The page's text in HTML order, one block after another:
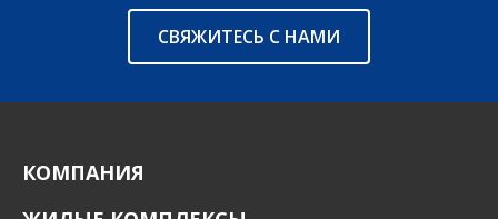
СВЯЖИТЕСЬ С НАМИ
КОМПАНИЯ